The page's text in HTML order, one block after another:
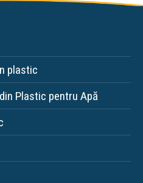
plastic
Plastic pentru Apă